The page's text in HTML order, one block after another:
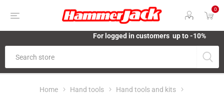
0
For logged in customers up to -10%
Home Hand tools
Hand tools and kits